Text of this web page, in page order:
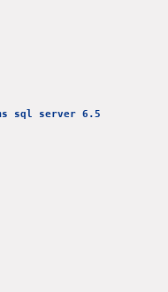
ms sql server 6.5